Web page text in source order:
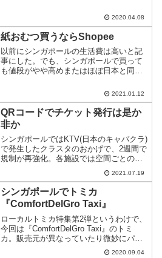
2020.04.08
紙おむつ買うならShopee
以前にシンガポールの生活費は高いと記
事にした。でも、シンガポールで買って
も値段がやや高めまたはほぼ日本と同じ
も安く手に入る部類が紙おむつ。2021.01.12
QRコードでチケット発行は是か
非か
シンガポールではKTV(日本のキャバクラ)
で発生したクラスタのおかげで、2週間で
規制が再強化。各施設では空間ごとの許
容範囲を超えないためにチケット発行(ま
たは予約)が順次実施されている。
2021.07.19
シンガポールでトミカ
『ComfortDelGro Taxi』
ローカルトミカ特集第2弾というわけで、
今回は『ComfortDelGro Taxi』のトミ
カ。販売元が異なっていたり微妙にパッ
ケージが違っていたりとところ変われば
2020.09.04